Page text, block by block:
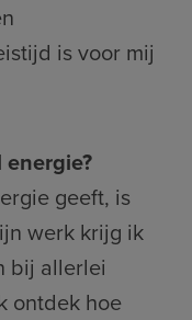
is voor mij
geeft, is
werk krijg ik
bij allerlei
ontdek hoe